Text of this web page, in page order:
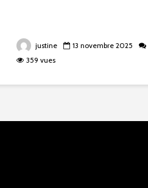
justine 13 novembre 2025
359 vues